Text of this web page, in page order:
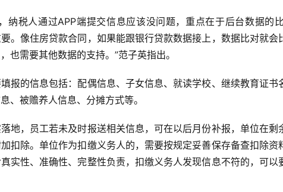
纳税人通过APP端提交信息应该没问题，重点在于后台数据的
。像住房贷款合同，如果能跟银行贷款数据接上，数据比对就会
也需要其他数据的支持。”范子英指出。
报的信息包括：配偶信息、子女信息、就读学校、继续教育证书
、被赡养人信息、分摊方式等。
地，员工若未及时报送相关信息，可在以后月份补报，单位在
扣除。单位作为扣缴义务人的，需要按规定妥善保存备查扣除资
实性、准确性、完整性负责，扣缴义务人发现信息不符的，可以